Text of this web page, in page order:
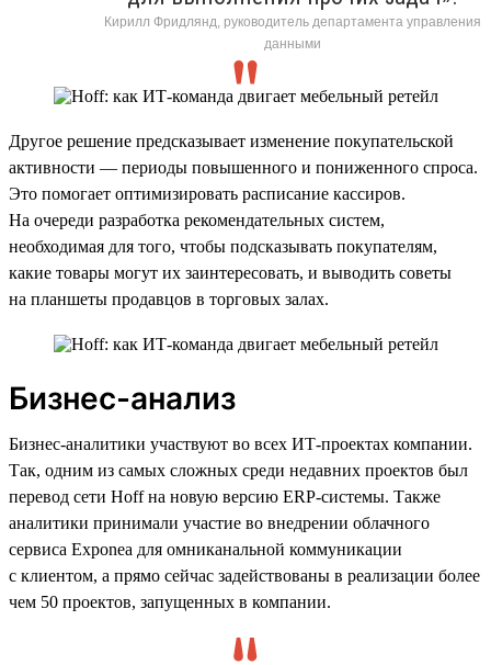
Кирилл Фридлянд, руководитель департамента управления
данными
Другое решение предсказывает изменение покупательской
активности — периоды повышенного и пониженного спроса.
Это помогает оптимизировать расписание кассиров.
На очереди разработка рекомендательных систем,
необходимая для того, чтобы подсказывать покупателям,
какие товары могут их заинтересовать, и выводить советы
на планшеты продавцов в торговых залах.
Бизнес-анализ
Бизнес-аналитики участвуют во всех ИТ-проектах компании.
Так, одним из самых сложных среди недавних проектов был
перевод сети Hoff на новую версию ERP-системы. Также
аналитики принимали участие во внедрении облачного
сервиса Exponea для омниканальной коммуникации
с клиентом, а прямо сейчас задействованы в реализации более
чем 50 проектов, запущенных в компании.